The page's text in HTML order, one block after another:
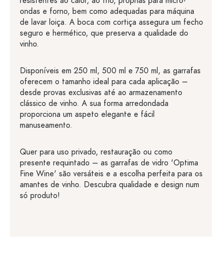
ondas e forno, bem como adequadas para máquina
de lavar loiça. A boca com cortiça assegura um fecho
seguro e hermético, que preserva a qualidade do
vinho.
Disponíveis em 250 ml, 500 ml e 750 ml, as garrafas
oferecem o tamanho ideal para cada aplicação –
desde provas exclusivas até ao armazenamento
clássico de vinho. A sua forma arredondada
proporciona um aspeto elegante e fácil
manuseamento.
Quer para uso privado, restauração ou como
presente requintado – as garrafas de vidro 'Optima
Fine Wine' são versáteis e a escolha perfeita para os
amantes de vinho. Descubra qualidade e design num
só produto!